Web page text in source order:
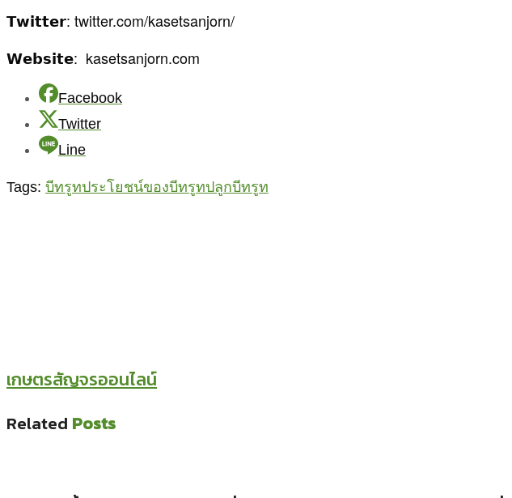
𝗧𝘄𝗶𝘁𝘁𝗲𝗿: twitter.com/kasetsanjorn/
𝗪𝗲𝗯𝘀𝗶𝘁𝗲: kasetsanjorn.com
Facebook
Twitter
Line
Tags: บีทรูทประโยชน์ของบีทรูทปลูกบีทรูท
เกษตรสัญจรออนไลน์
Related Posts